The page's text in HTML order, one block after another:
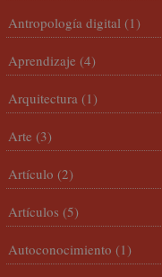
Antropología digital (1)
Aprendizaje (4)
Arquitectura (1)
Arte (3)
Artículo (2)
Artículos (5)
Autoconocimiento (1)